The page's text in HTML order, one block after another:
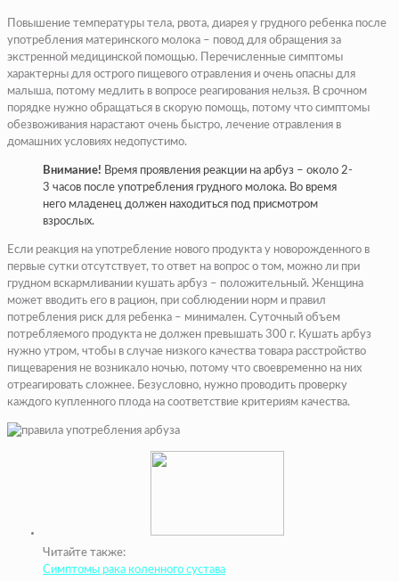
Повышение температуры тела, рвота, диарея у грудного ребенка после
употребления материнского молока – повод для обращения за
экстренной медицинской помощью. Перечисленные симптомы
характерны для острого пищевого отравления и очень опасны для
малыша, потому медлить в вопросе реагирования нельзя. В срочном
порядке нужно обращаться в скорую помощь, потому что симптомы
обезвоживания нарастают очень быстро, лечение отравления в
домашних условиях недопустимо.
Внимание! Время проявления реакции на арбуз – около 2-
3 часов после употребления грудного молока. Во время
него младенец должен находиться под присмотром
взрослых.
Если реакция на употребление нового продукта у новорожденного в
первые сутки отсутствует, то ответ на вопрос о том, можно ли при
грудном вскармливании кушать арбуз – положительный. Женщина
может вводить его в рацион, при соблюдении норм и правил
потребления риск для ребенка – минимален. Суточный объем
потребляемого продукта не должен превышать 300 г. Кушать арбуз
нужно утром, чтобы в случае низкого качества товара расстройство
пищеварения не возникало ночью, потому что своевременно на них
отреагировать сложнее. Безусловно, нужно проводить проверку
каждого купленного плода на соответствие критериям качества.
Читайте также:
Симптомы рака коленного сустава